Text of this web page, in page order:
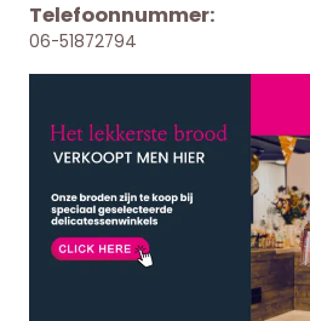
Telefoonnummer:
06-51872794